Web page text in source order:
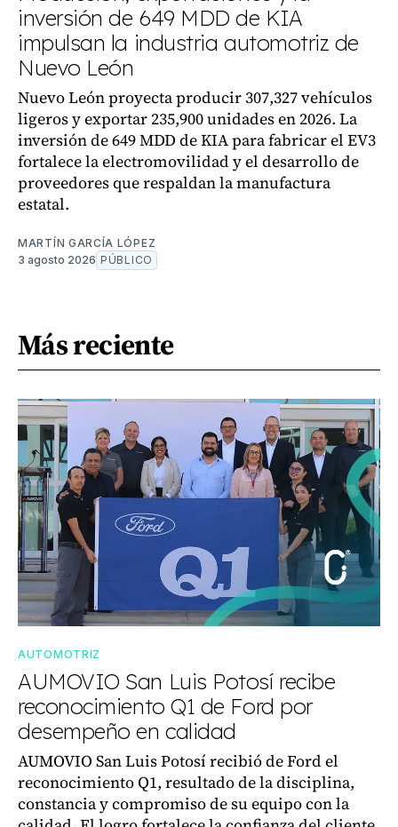
inversión de 649 MDD de KIA
impulsan la industria automotriz de
Nuevo León
Nuevo León proyecta producir 307,327 vehículos
ligeros y exportar 235,900 unidades en 2026. La
inversión de 649 MDD de KIA para fabricar el EV3
fortalece la electromovilidad y el desarrollo de
proveedores que respaldan la manufactura
estatal.
MARTÍN GARCÍA LÓPEZ
3 agosto 2026 PÚBLICO
Más reciente
AUTOMOTRIZ
AUMOVIO San Luis Potosí recibe
reconocimiento Q1 de Ford por
desempeño en calidad
AUMOVIO San Luis Potosí recibió de Ford el
reconocimiento Q1, resultado de la disciplina,
constancia y compromiso de su equipo con la